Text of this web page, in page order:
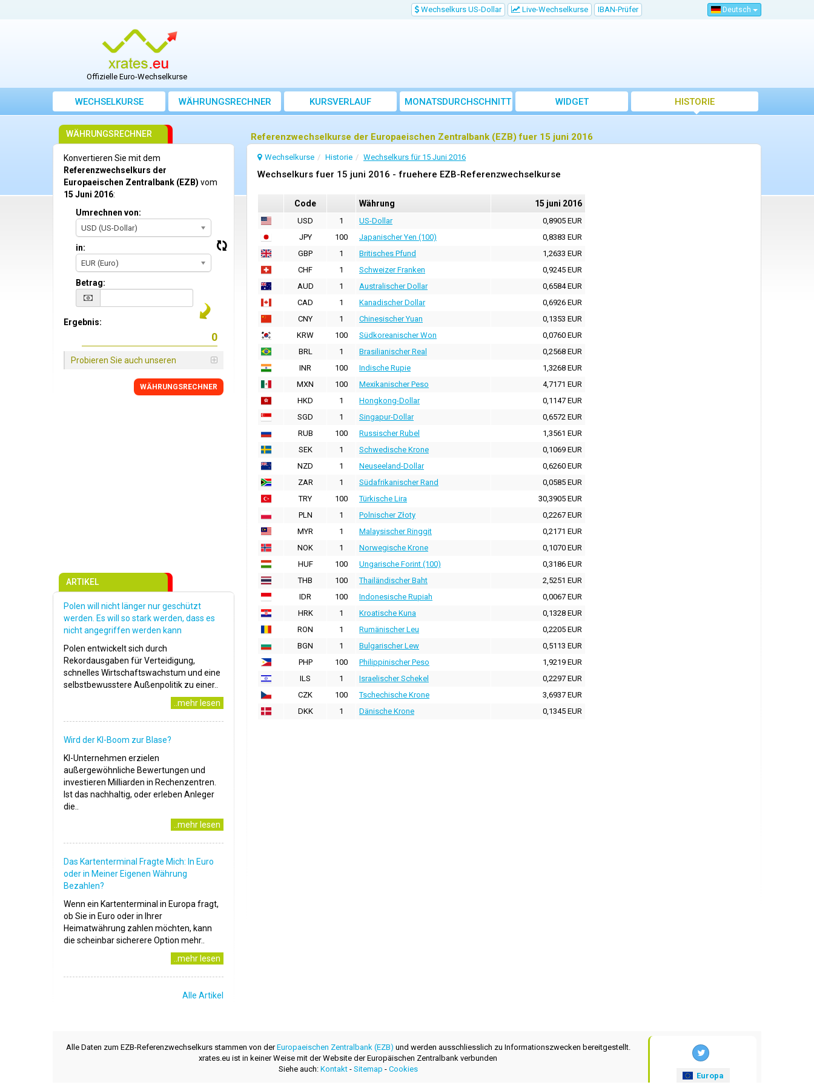
Wechselkurs US-Dollar Live-Wechselkurse IBAN-Prüfer Deutsch
Offizielle Euro-Wechselkurse
WECHSELKURSE WÄHRUNGSRECHNER KURSVERLAUF MONATSDURCHSCHNITT WIDGET HISTORIE
Referenzwechselkurse der Europaeischen Zentralbank (EZB) fuer 15 juni 2016
Wechselkurse Historie Wechselkurs für 15 Juni 2016
Wechselkurs fuer 15 juni 2016 - fruehere EZB-Referenzwechselkurse
Code Währung 15 juni 2016
USD 1 US-Dollar
0,8905 EUR
JPY
100 Japanischer Yen (100)
0,8383 EUR
GBP
1 Britisches Pfund
1,2633 EUR
CHF
1 Schweizer Franken
0,9245 EUR
AUD
1 Australischer Dollar
0,6584 EUR
CAD
1 Kanadischer Dollar
0,6926 EUR
CNY
1 Chinesischer Yuan
0,1353 EUR
KRW
100 Südkoreanischer Won
0,0760 EUR
BRL
1 Brasilianischer Real
0,2568 EUR
INR
100 Indische Rupie
1,3268 EUR
MXN
100 Mexikanischer Peso
4,7171 EUR
HKD
1 Hongkong-Dollar
0,1147 EUR
SGD
1 Singapur-Dollar
0,6572 EUR
RUB
100 Russischer Rubel
1,3561 EUR
SEK
1 Schwedische Krone
0,1069 EUR
NZD
1 Neuseeland-Dollar
0,6260 EUR
ZAR
1 Südafrikanischer Rand
0,0585 EUR
TRY
100 Türkische Lira
30,3905 EUR
PLN
1 Polnischer Złoty
0,2267 EUR
MYR
1 Malaysischer Ringgit
0,2171 EUR
NOK
1 Norwegische Krone
0,1070 EUR
HUF
100 Ungarische Forint (100)
0,3186 EUR
THB
100 Thailändischer Baht
2,5251 EUR
IDR
100 Indonesische Rupiah
0,0067 EUR
HRK
1 Kroatische Kuna
0,1328 EUR
RON
1 Rumänischer Leu
0,2205 EUR
BGN
1 Bulgarischer Lew
0,5113 EUR
PHP
100 Philippinischer Peso
1,9219 EUR
ILS
1 Israelischer Schekel
0,2297 EUR
CZK
100 Tschechische Krone
3,6937 EUR
DKK
1 Dänische Krone 0,1345 EUR
WÄHRUNGSRECHNER
Konvertieren Sie mit dem
Referenzwechselkurs der
Europaeischen Zentralbank (EZB) vom
15 Juni 2016:
Umrechnen von:
USD (US-Dollar)
in:
EUR (Euro)
Betrag:
Ergebnis:
Probieren Sie auch unseren
WÄHRUNGSRECHNER
ARTIKEL
Polen will nicht länger nur geschützt
werden. Es will so stark werden, dass es
nicht angegriffen werden kann
Polen entwickelt sich durch
Rekordausgaben für Verteidigung,
schnelles Wirtschaftswachstum und eine
selbstbewusstere Außenpolitik zu einer..
..mehr lesen
Wird der KI-Boom zur Blase?
KI-Unternehmen erzielen
außergewöhnliche Bewertungen und
investieren Milliarden in Rechenzentren.
Ist das nachhaltig, oder erleben Anleger
die..
..mehr lesen
Das Kartenterminal Fragte Mich: In Euro
oder in Meiner Eigenen Währung
Bezahlen?
Wenn ein Kartenterminal in Europa fragt,
ob Sie in Euro oder in Ihrer
Heimatwährung zahlen möchten, kann
die scheinbar sicherere Option mehr..
..mehr lesen
Alle Artikel
Alle Daten zum EZB-Referenzwechselkurs stammen von derEuropaeischen Zentralbank (EZB) und werden ausschliesslich zu Informationszwecken bereitgestellt.
xrates.eu ist in keiner Weise mit der Website der Europäischen Zentralbank verbunden
Siehe auch: Kontakt- Sitemap - Cookies
Europa